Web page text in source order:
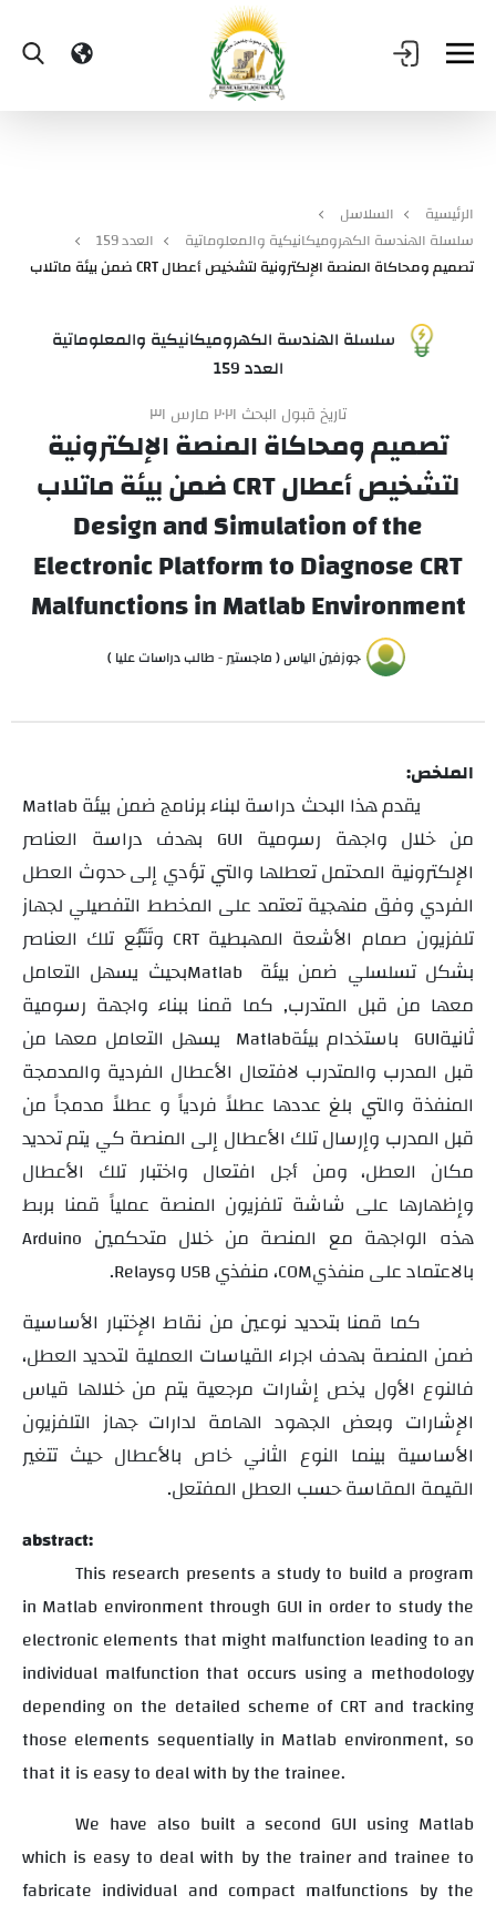
الرئيسية
السلاسل
سلسلة الهندسة الكهروميكانيكية والمعلوماتية
العدد 159
تصميم ومحاكاة المنصة الإلكترونية لتشخيص أعطال CRT ضمن بيئة ماتلاب
سلسلة الهندسة الكهروميكانيكية والمعلوماتية
العدد 159
تاريخ قبول البحث ٢٠٢١ مارس ٣١
تصميم ومحاكاة المنصة الإلكترونية
لتشخيص أعطال CRT ضمن بيئة ماتلاب
Design and Simulation of the
Electronic Platform to Diagnose CRT
Malfunctions in Matlab Environment
جوزفين الياس ( ماجستير - طالب دراسات عليا )
الملخص:
يقدم هذا البحث دراسة لبناء برنامج ضمن بيئةMatlab
من خلال واجهة رسومية GUI بهدف دراسة العناصر
الإلكترونية المحتمل تعطلها والتي تؤدي إلى حدوث العطل
الفردي وفق منهجية تعتمد على المخطط التفصيلي لجهاز
تلفزيون صمام الأشعة المهبطية CRT وتَتَبُع تلك العناصر
بشكل تسلسلي ضمن بيئة Matlabبحيث يسهل التعامل
معها من قبل المتدرب, كما قمنا ببناء واجهة رسومية
ثانيةGUI باستخدام بيئةMatlab يسهل التعامل معها من
قبل المدرب والمتدرب لافتعال الأعطال الفردية والمدمجة
المنفذة والتي بلغ عددها عطلاً فردياً و عطلاً مدمجاً من
قبل المدرب وإرسال تلك الأعطال إلى المنصةكي يتم تحديد
مكان العطل، ومن أجل افتعال واختبار تلك الأعطال
وإظهارها على شاشة تلفزيون المنصة عملياً قمنا بربط
هذه الواجهة مع المنصة من خلال متحكمين Arduino
بالاعتماد على منفذيCOM،منفذيUSB وRelays
.
كما قمنا بتحديد نوعين من نقاط الإختبار الأساسية
ضمن المنصة بهدف اجراء القياسات العملية لتحديد العطل،
فالنوع الأول يخص إشارات مرجعية يتم من خلالها قياس
الإشارات وبعض الجهود الهامة لدارات جهاز التلفزيون
الأساسية بينما النوع الثاني خاص بالأعطال حيث تتغير
القيمة المقاسة حسب العطل المفتعل.
abstract:
This research presents a study to build a program
in Matlab environment through GUI in order to study the
electronic elements that might malfunction leading to an
individual malfunction that occurs using a methodology
depending on the detailed scheme of CRT and tracking
those elements sequentially in Matlab environment, so
that it is easy to deal with by the trainee.
We have also built a second GUI using Matlab
which is easy to deal with by the trainer and trainee to
fabricate individual and compact malfunctions by the